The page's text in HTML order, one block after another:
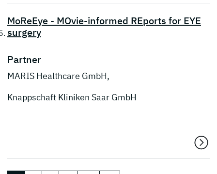
MoReEye - MOvie-informed REports for EYE
surgery
Partner
MARIS Healthcare GmbH,
Knappschaft Kliniken Saar GmbH